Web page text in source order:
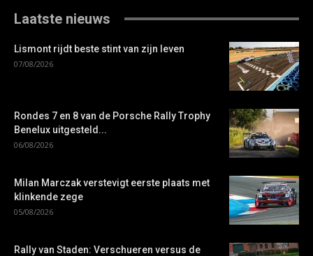
Laatste nieuws
Lismont rijdt beste stint van zijn leven
07/08/2026
Rondes 7 en 8 van de Porsche Rally Trophy
Benelux uitgesteld...
06/08/2026
Milan Marczak verstevigt eerste plaats met
klinkende zege
05/08/2026
Rally van Staden: Verschueren versus de